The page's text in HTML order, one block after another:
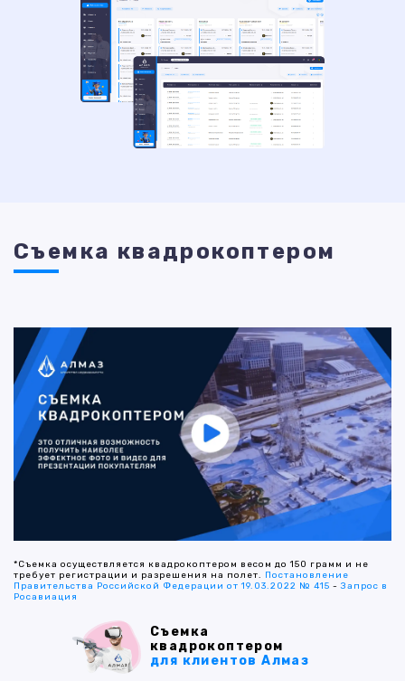
Съемка квадрокоптером
*Съемка осуществляется квадрокоптером весом до 150 грамм и не
требует регистрации и разрешения на полет. Постановление
Правительства Российской Федерации от 19.03.2022 № 415 -Запрос в
Росавиация
Съемка
квадрокоптером
для клиентов Алмаз